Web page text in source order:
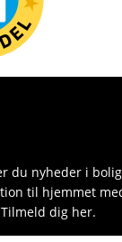
du nyheder i
til hjemmet
dig her.